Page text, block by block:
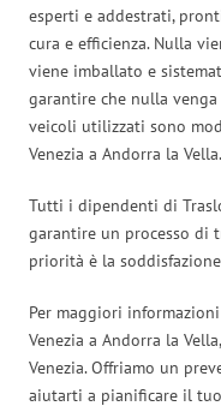
esperti e addestrati,
cura e efficienza. Nulla
viene imballato e
garantire che nulla
veicoli utilizzati sono
Venezia a Andorra la Vella.
Tutti i dipendenti di
garantire un processo di
priorità è la
Per maggiori
Venezia a Andorra la
Venezia. Offriamo un
aiutarti a pianificare il